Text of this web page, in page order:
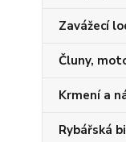
Zavážecí
Čluny,
Krmení a
Rybářská